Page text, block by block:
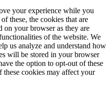
your experience while you
these, the cookies that are
on your browser as they are
of the website. We
us analyze and understand how
will be stored in your browser
the option to opt-out of these
cookies may affect your